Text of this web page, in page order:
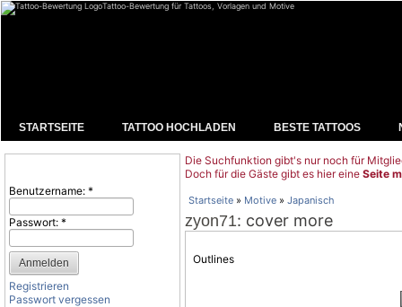
Tattoo-Bewertung für Tattoos, Vorlagen und Motive
STARTSEITE TATTOO HOCHLADEN BESTE TATTOOS
Benutzername: *
Passwort: *
Registrieren
Passwort vergessen
Die Suchfunktion gibt's nur noch für
Doch für die Gäste gibt es hier eine Seite
Startseite » Motive » Japanisch
zyon71: cover more
Outlines